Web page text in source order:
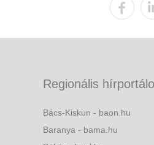
Regionális
Bács-Kiskun - baon.hu
Baranya - bama.hu